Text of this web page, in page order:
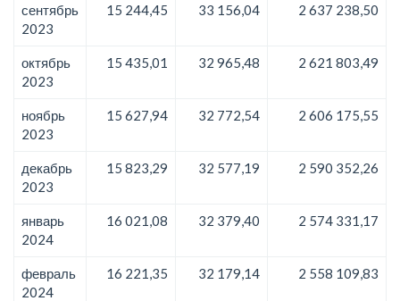
сентябрь
2023
15 244,45 33 156,04 2 637 238,50
октябрь
2023
15 435,01 32 965,48 2 621 803,49
ноябрь
2023
15 627,94 32 772,54 2 606 175,55
декабрь
2023
15 823,29 32 577,19 2 590 352,26
январь
2024
16 021,08 32 379,40 2 574 331,17
февраль
2024
16 221,35 32 179,14 2 558 109,83